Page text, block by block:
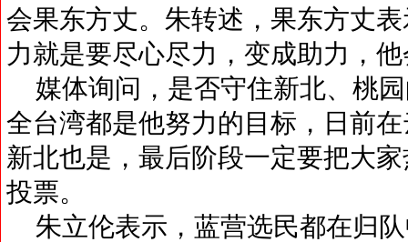
会果东方丈。朱转述，果东方丈
力就是要尽心尽力，变成助力，
媒体询问，是否守住新北、桃园
全台湾都是他努力的目标，日前
新北也是，最后阶段一定要把大
投票。
朱立伦表示，蓝营选民都在归